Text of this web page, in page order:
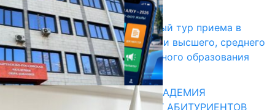
17.07.2026
В Кыргызстане начался первый тур приема в
образовательные организации высшего, среднего
и начального профессионального образования
13.07.2026
КЫРГЫЗКО-РОССИЙСКАЯ АКАДЕМИЯ
ОБРАЗОВАНИЯ ПРИГЛАШАЕТ АБИТУРИЕНТОВ